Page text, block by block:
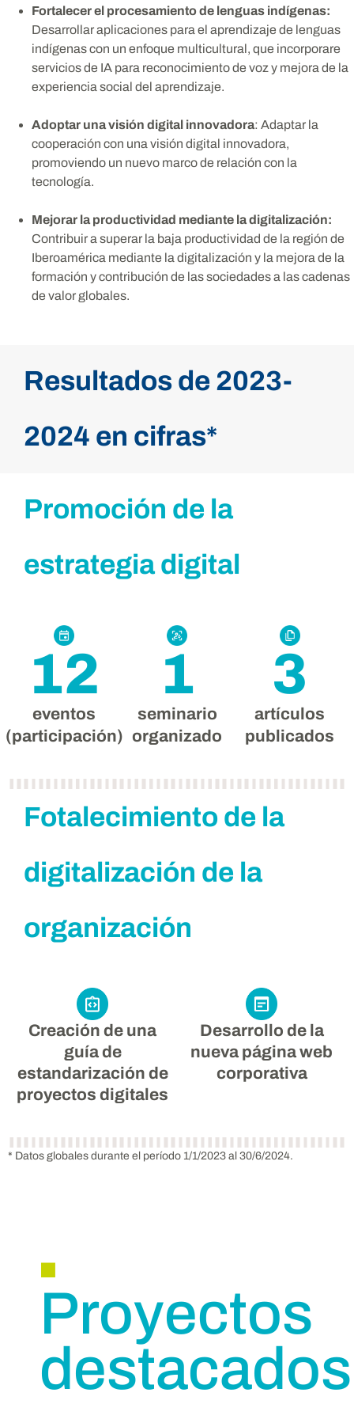
Fortalecer el procesamiento de lenguas indígenas:
Desarrollar aplicaciones para el aprendizaje de lenguas
indígenas con un enfoque multicultural, que incorporare
servicios de IA para reconocimiento de voz y mejora de la
experiencia social del aprendizaje.
Adoptar una visión digital innovadora: Adaptar la
cooperación con una visión digital innovadora,
promoviendo un nuevo marco de relación con la
tecnología.
Mejorar la productividad mediante la digitalización:
Contribuir a superar la baja productividad de la región de
Iberoamérica mediante la digitalización y la mejora de la
formación y contribución de las sociedades a las cadenas
de valor globales.
Resultados de 2023-
2024 en cifras*
Promoción de la
estrategia digital
eventos
(participación)
12
seminario
organizado
1
artículos
publicados
3
Fotalecimiento de la
digitalización de la
organización
Creación de una
guía de
estandarización de
proyectos digitales
Desarrollo de la
nueva página web
corporativa
* Datos globales durante el período 1/1/2023 al 30/6/2024.
.
Proyectos
destacados